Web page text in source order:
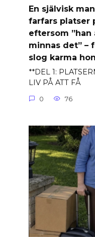
En självisk
farfars platser
eftersom ”han
minnas det” –
slog karma
**DEL 1:
LIV PÅ ATT FÅ
0 76